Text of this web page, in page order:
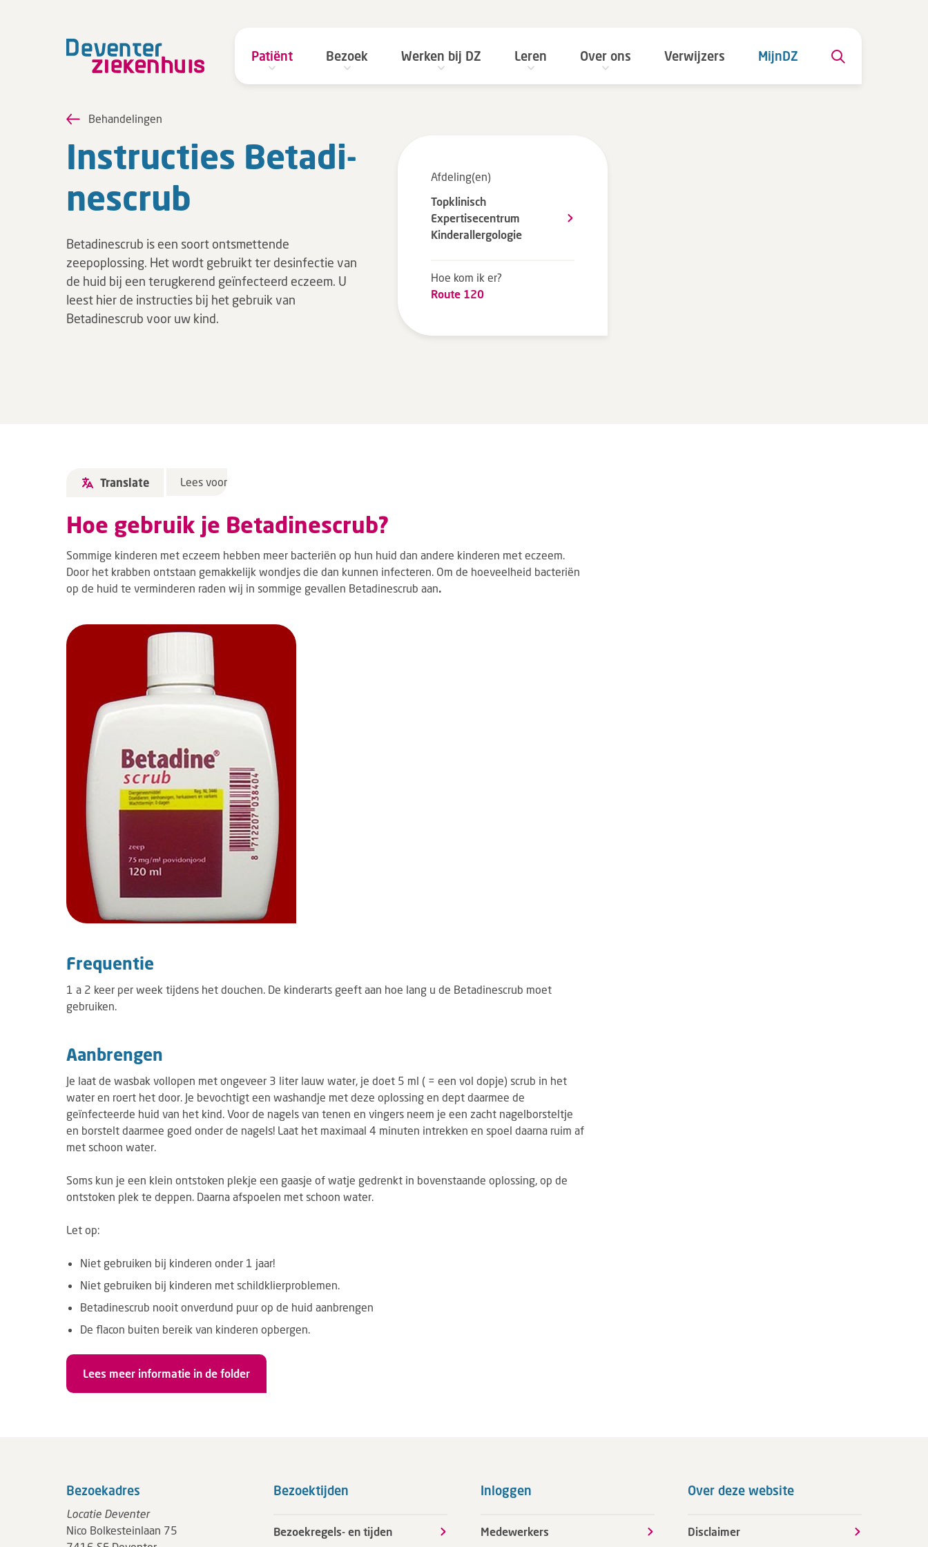
Patiënt Bezoek Werken bij DZ Leren Over ons Verwijzers MijnDZ
Behandelingen
In­struc­ties Beta­di­
ne­scrub
Betadinescrub is een soort ontsmettende
zeepoplossing. Het wordt gebruikt ter desinfectie van
de huid bij een terugkerend geïnfecteerd eczeem. U
leest hier de instructies bij het gebruik van
Betadinescrub voor uw kind.
Afdeling(en)
Topklinisch
Expertisecentrum
Kinderallergologie
Hoe kom ik er?
Route 120
Translate Lees voor
Hoe gebruik je Betadinescrub?
Sommige kinderen met eczeem hebben meer bacteriën op hun huid dan andere kinderen met eczeem.
Door het krabben ontstaan gemakkelijk wondjes die dan kunnen infecteren. Om de hoeveelheid bacteriën
op de huid te verminderen raden wij in sommige gevallen Betadinescrub aan​.
Frequentie
1 a 2 keer per week tijdens het douchen. De kinderarts geeft aan hoe lang u de Betadinescrub moet
gebruiken.
Aanbrengen
Je laat de wasbak vollopen met ongeveer 3 liter lauw water, je doet 5 ml ( = een vol dopje) scrub in het
water en roert het door. Je bevochtigt een washandje met deze oplossing en dept daarmee de
geïnfecteerde huid van het kind. Voor de nagels van tenen en vingers neem je een zacht nagelborsteltje
en borstelt daarmee goed onder de nagels! Laat het maximaal 4 minuten intrekken en spoel daarna ruim af
met schoon water.
Soms kun je een klein ontstoken plekje een gaasje of watje gedrenkt in bovenstaande oplossing, op de
ontstoken plek te deppen. Daarna afspoelen met schoon water.
Let op:
Niet gebruiken bij kinderen onder 1 jaar!
Niet gebruiken bij kinderen met schildklierproblemen.
Betadinescrub nooit onverdund puur op de huid aanbrengen
De flacon buiten bereik van kinderen opbergen.
Lees meer informatie in de folder
Bezoekadres
Locatie Deventer
Nico Bolkesteinlaan 75
Bezoektijden
Bezoekregels- en tijden
Inloggen
Medewerkers
Over deze website
Disclaimer